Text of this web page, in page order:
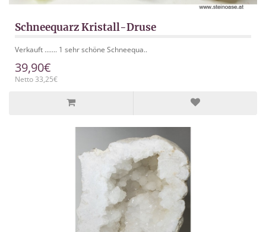
Schneequarz Kristall-Druse
Verkauft ....... 1 sehr schöne Schneequa..
39,90€
Netto 33,25€